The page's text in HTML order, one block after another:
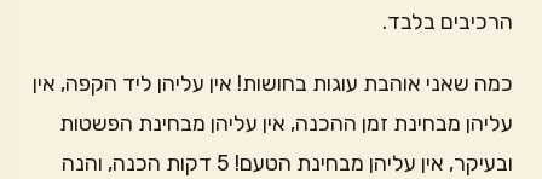
הרכיבים בלבד.
כמה שאני אוהבת עוגות בחושות! אין עליהן ליד הקפה, אין
עליהן מבחינת זמן ההכנה, אין עליהן מבחינת הפשטות
ובעיקר, אין עליהן מבחינת הטעם! 5 דקות הכנה, והנה